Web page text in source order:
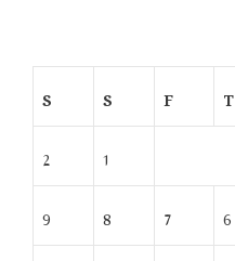
T
F
S
S
1
2
6
7
8
9